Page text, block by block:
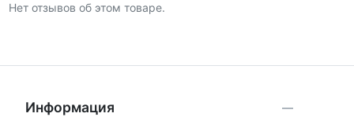
Нет отзывов об этом товаре.
Информация